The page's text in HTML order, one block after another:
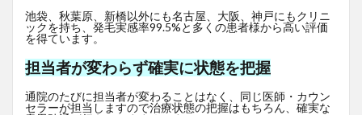
池袋、秋葉原、新橋以外にも名古屋、大阪、神戸にもクリニ
ックを持ち、発毛実感率99.5%と多くの患者様から高い評価
を得ています。
担当者が変わらず確実に状態を把握
通院のたびに担当者が変わることはなく、同じ医師・カウン
セラーが担当しますので治療状態の把握はもちろん、確実な